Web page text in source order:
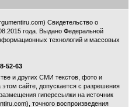
Свидетельство о
года. Выдано Федеральной
технологий и массовых
52-63
и других СМИ текстов, фото и
сайте, допускается с разрешения
гиперссылки на источник
точного воспроизведения